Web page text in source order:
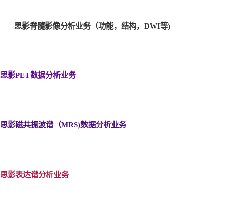
思影脊髓影像分析业务（功能，结构，DWI等)
思影PET数据分析业务
思影磁共振波谱（MRS)数据分析业务
思影表达谱分析业务